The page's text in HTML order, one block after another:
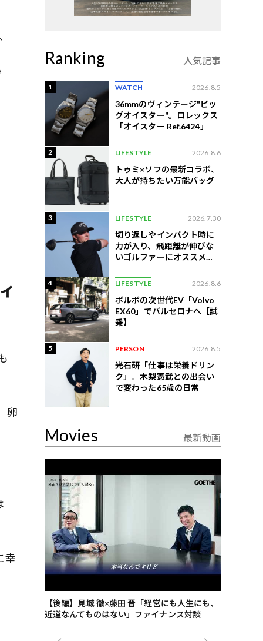
卵
幸
Ranking 人気記事
1 WATCH 2026.8.5
36mmのヴィンテージ"ビッ
グオイスター"。ロレックス
「オイスター Ref.6424」
2 LIFESTYLE 2026.8.6
トゥミ×ソフの最新コラボ、
大人が持ちたい万能バッグ
3 LIFESTYLE 2026.7.30
切り返しやインパクト時に
力が入り、飛距離が伸びな
いゴルファーにオススメの
4 LIFESTYLE 2026.8.6
ボルボの次世代EV「Volvo
EX60」でバルセロナへ【試
乗】
5 PERSON 2026.8.5
光石研「仕事は栄養ドリン
ク」。木梨憲武との出会い
で変わった65歳の日常
Movies 最新動画
【後編】見城 徹×藤田 晋「経営にも人生にも、
近道なんてものはない」ファイナンス対談